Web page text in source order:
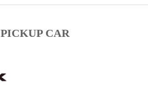
PICKUP CAR